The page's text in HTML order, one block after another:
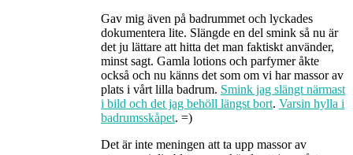
Gav mig även på badrummet och lyckades
dokumentera lite. Slängde en del smink så nu är
det ju lättare att hitta det man faktiskt använder,
minst sagt. Gamla lotions och parfymer åkte
också och nu känns det som om vi har massor av
plats i vårt lilla badrum. Smink jag slängt närmast
i bild och det jag behöll längst bort. Varsin hylla i
badrumsskåpet. =)
Det är inte meningen att ta upp massor av